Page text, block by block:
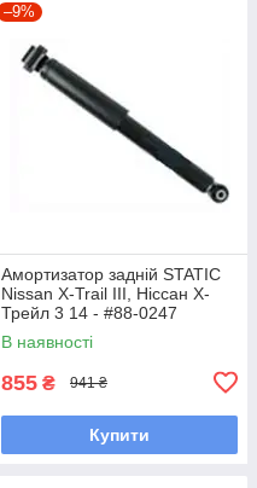
–9%
Амортизатор задній STATIC
Nissan X-Trail III, Ніссан Х-
Трейл 3 14 - #88-0247
UAVMAAL7
В наявності
855 ₴ 941 ₴
Купити